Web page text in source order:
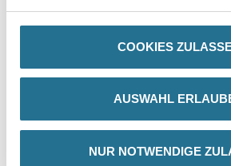
COOKIES
AUSWAHL
NUR NOTWENDIGE
- Hochkonzentrierte Pigmentpasten
- Diverse Farbtöne
Achtung